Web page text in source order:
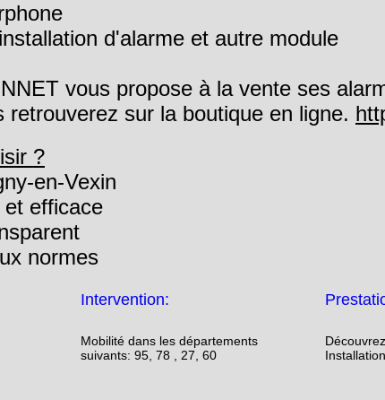
d'alarme et autre module
vous propose à la vente ses
retrouverez sur la boutique en ligne.
?
en-Vexin
et efficace
normes
Intervention:
Mobilité dans les départements
suivants: 95, 78 , 27, 60